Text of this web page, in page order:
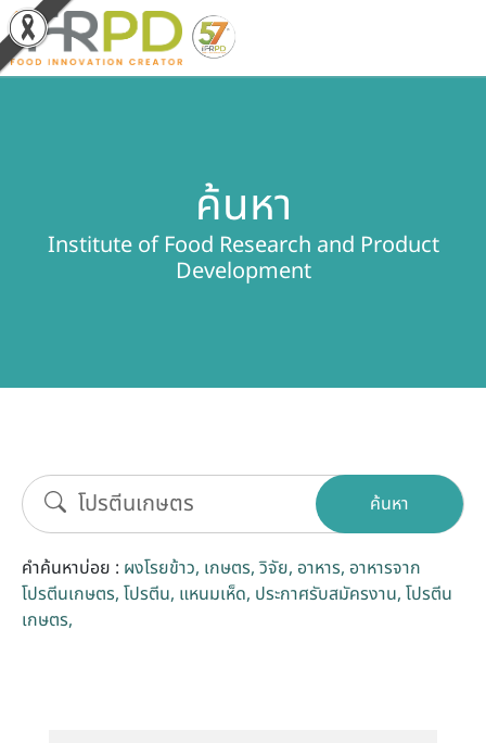
ผลงานวิจัยและนวัตกรรม
ผลิตภัณฑ์และจำหน่าย
บุคลากรสถาบัน
ระบบสารสนเทศ (ใน)
ค้นหา
Institute of Food Research and Product
Development
ค้นหา
คำค้นหาบ่อย : ผงโรยข้าว เกษตร วิจัย อาหาร อาหารจาก
โปรตีนเกษตร โปรตีน แหนมเห็ด ประกาศรับสมัครงาน โปรตีน
เกษตร